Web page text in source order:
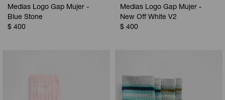
Medias Logo Gap Mujer -
Blue Stone
$ 400
Medias Logo Gap Mujer -
New Off White V2
$ 400